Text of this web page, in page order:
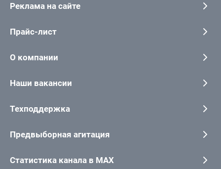
Реклама на сайте
Прайс-лист
О компании
Наши вакансии
Техподдержка
Предвыборная агитация
Статистика канала в MAX